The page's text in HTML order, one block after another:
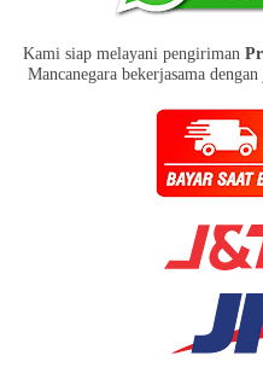
Kami siap melayani pengiriman
Mancanegara bekerjasama